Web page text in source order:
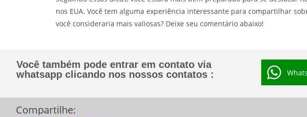
nos EUA. Você tem alguma experiência interessante para compartilhar
você consideraria mais valiosas? Deixe seu comentário abaixo!
Você também pode entrar em contato via
whatsapp clicando nos nossos contatos :
Compartilhe: